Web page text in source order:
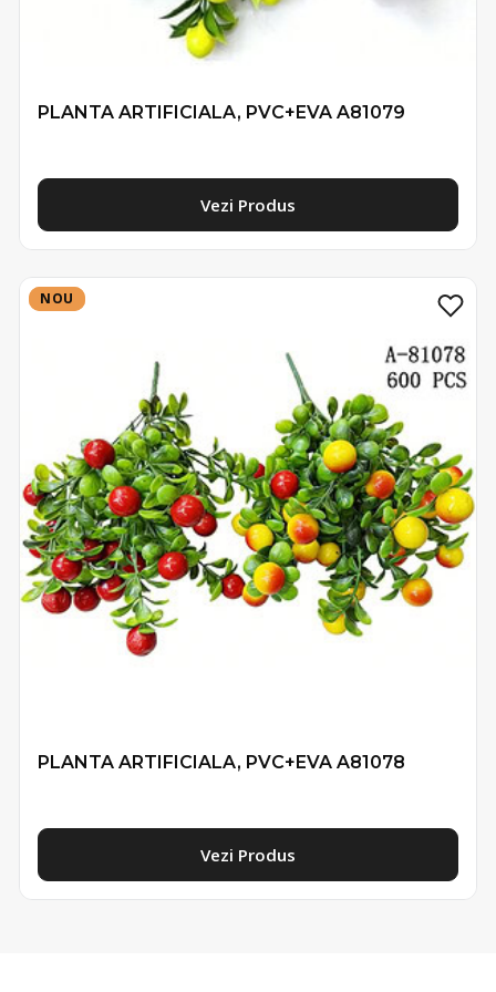
PLANTA ARTIFICIALA, PVC+EVA A81079
Vezi Produs
NOU
NOU
PLANTA ARTIFICIALA, PVC+EVA A81078
Vezi Produs